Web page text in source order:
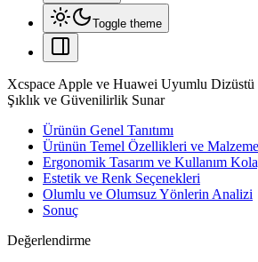
Toggle theme
Xcspace Apple ve Huawei Uyumlu Dizüstü
Şıklık ve Güvenilirlik Sunar
Ürünün Genel Tanıtımı
Ürünün Temel Özellikleri ve
Ergonomik Tasarım ve Kullanım
Estetik ve Renk Seçenekleri
Olumlu ve Olumsuz Yönlerin Analizi
Sonuç
Değerlendirme